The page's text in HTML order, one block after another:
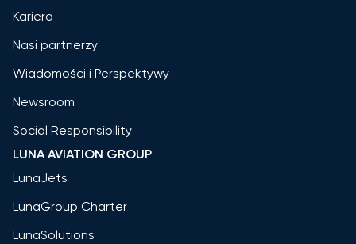
Kariera
Nasi partnerzy
Wiadomości i Perspektywy
Newsroom
Social Responsibility
LUNA AVIATION GROUP
LunaJets
LunaGroup Charter
LunaSolutions